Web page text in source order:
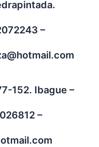
–
152. Ibague –
–